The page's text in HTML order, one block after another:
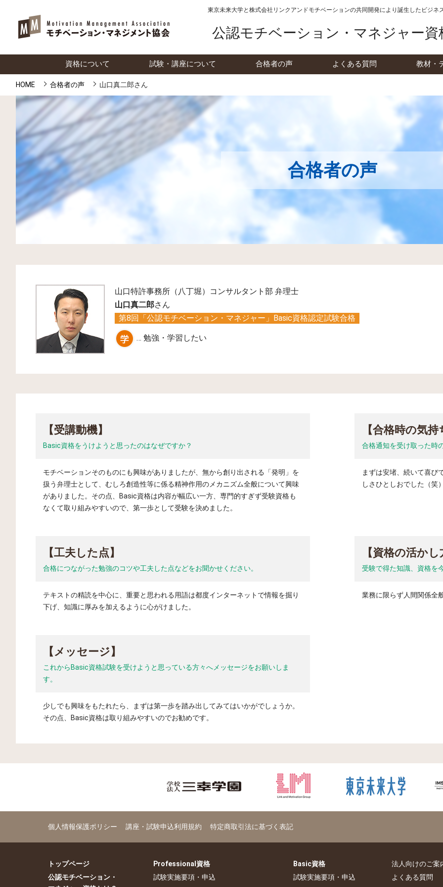
東京未来大学と株式会社リンクアンドモチベーションの共同開発により誕生したビジネ
公認モチベーション・マネジャー資
資格について 試験・講座について 合格者の声 よくある質問 教材・
HOME 合格者の声 山口真二郎さん
合格者の声
山口特許事務所（八丁堀）コンサルタント部 弁理士
山口真二郎さん
第8回「公認モチベーション・マネジャー」Basic資格認定試験合格
… 勉強・学習したい
【受講動機】
Basic資格をうけようと思ったのはなぜですか？
モチベーションそのものにも興味がありましたが、無から創り出される「発明」を
扱う弁理士として、むしろ創造性等に係る精神作用のメカニズム全般について興味
がありました。その点、Basic資格は内容が幅広い一方、専門的すぎず受験資格も
なくて取り組みやすいので、第一歩として受験を決めました。
【合格時の気持
合格通知を受け取った時
まずは安堵、続いて喜び
しさひとしおでした（笑
【工夫した点】
合格につながった勉強のコツや工夫した点などをお聞かせください。
テキストの精読を中心に、重要と思われる用語は都度インターネットで情報を掘り
下げ、知識に厚みを加えるように心がけました。
【資格の活か
受験で得た知識、資格を
業務に限らず人間関係全
【メッセージ】
これからBasic資格試験を受けようと思っている方々へメッセージをお願いしま
す。
少しでも興味をもたれたら、まずは第一歩を踏み出してみてはいかがでしょうか。
その点、Basic資格は取り組みやすいのでお勧めです。
個人情報保護ポリシー 講座・試験申込利用規約 特定商取引法に基づく表記
トップページ
公認モチベーション・
Professional資格
試験実施要項・申込
Basic資格
試験実施要項・申込
法人向けのご案
よくある質問